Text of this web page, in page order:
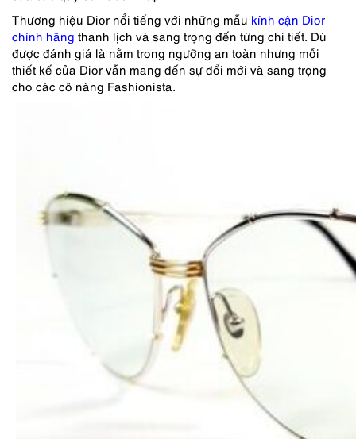
Thương hiệu Dior nổi tiếng với những mẫu kính cận Dior
chính hãng thanh lịch và sang trọng đến từng chi tiết. Dù
được đánh giá là nằm trong ngưỡng an toàn nhưng mỗi
thiết kế của Dior vẫn mang đến sự đổi mới và sang trọng
cho các cô nàng Fashionista.